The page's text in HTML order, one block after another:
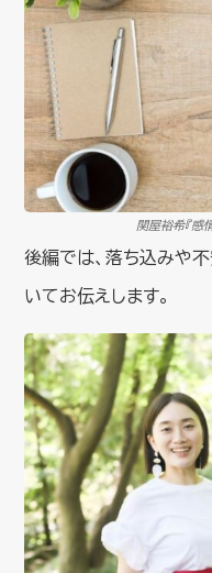
関屋裕希『感
後編では、落ち込みや
いてお伝えします。